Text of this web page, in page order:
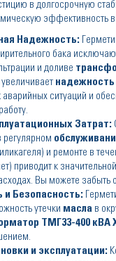
в долгосрочную
эффективность
Надежность:
бака
и доливе
надежность
ситуаций и
Затрат:
регулярном
и ремонте в
приводит к
Вы можете забыть
и Безопасность:
утечки масла в
ТМГ33-400 кВА
и эксплуатации: